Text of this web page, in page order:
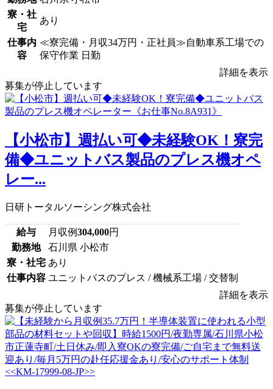
寮・社
宅
あり
仕事内
容
≪寮完備・月収34万円・正社員≫自動車系工場での
保守作業 日勤
詳細を表示
募集が停止しています
【小松市】週払い可◆未経験OK！寮完
備◆ユニットバス製品のプレス機オペ
レー...
日研トータルソーシング株式会社
給与 月収例304,000円
勤務地
石川県 小松市
寮・社宅 あり
仕事内容 ユニットバスのプレス / 機械系工場 / 交替制
詳細を表示
募集が停止しています